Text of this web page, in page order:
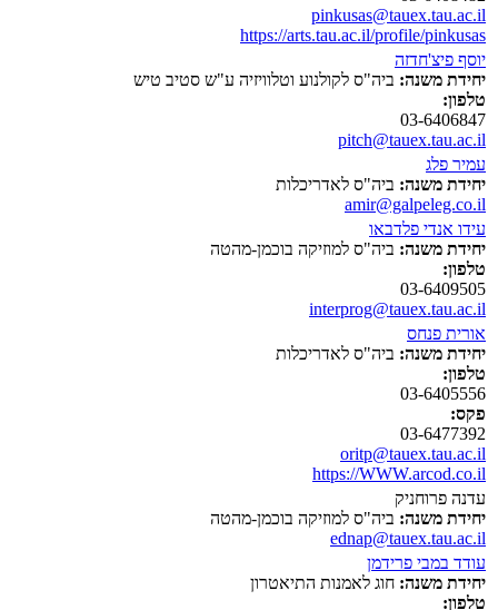
pinkusas@tauex.tau.ac.il
https://arts.tau.ac.il/profile/pinkusas
יוסף פיצ'חדזה
יחידת משנה: ביה"ס לקולנוע וטלוויזיה ע"ש סטיב טיש
טלפון:
03-6406847
pitch@tauex.tau.ac.il
עמיר פלג
יחידת משנה: ביה"ס לאדריכלות
amir@galpeleg.co.il
עידו אנדי פלדבאו
יחידת משנה: ביה"ס למוזיקה בוכמן-מהטה
טלפון:
03-6409505
interprog@tauex.tau.ac.il
אורית פנחס
יחידת משנה: ביה"ס לאדריכלות
טלפון:
03-6405556
פקס:
03-6477392
oritp@tauex.tau.ac.il
https://WWW.arcod.co.il
עדנה פרוחניק
יחידת משנה: ביה"ס למוזיקה בוכמן-מהטה
ednap@tauex.tau.ac.il
עודד במבי פרידמן
יחידת משנה: חוג לאמנות התיאטרון
טלפון: